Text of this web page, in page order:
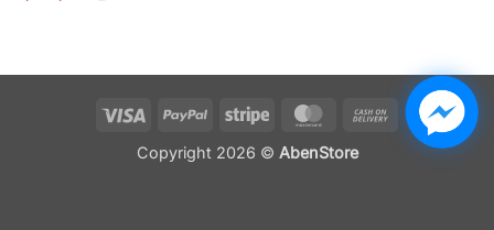
Visa PayPal Stripe MasterCardCash
On
Copyright 2026 © AbenStore